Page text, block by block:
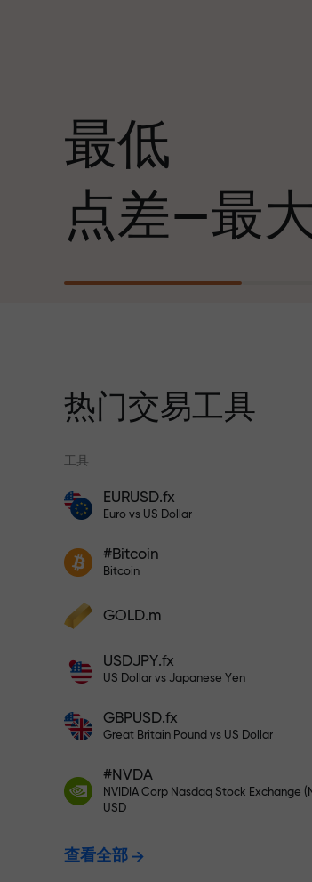
Loprais将刺激与纪律元素带
作为InstaForex合作伙伴，
心勃勃的目标
风险保险计划补偿您的亏损，
内利润增长3倍。放心交易—
充值账户—获得比存款大1000
X1000不是印刷错误。存款越
最低
点差—最
每笔存款
交易速度
与赛道速度
您的专属
无风险交
我们保证
最高
热门交易工具
工具
EURUSD.fx
Euro vs US Dollar
#Bitcoin
Bitcoin
GOLD.m
USDJPY.fx
US Dollar vs Japanese Yen
GBPUSD.fx
Great Britain Pound vs US Dollar
#NVDA
NVIDIA Corp Nasdaq Stock Exchange
USD
查看全部